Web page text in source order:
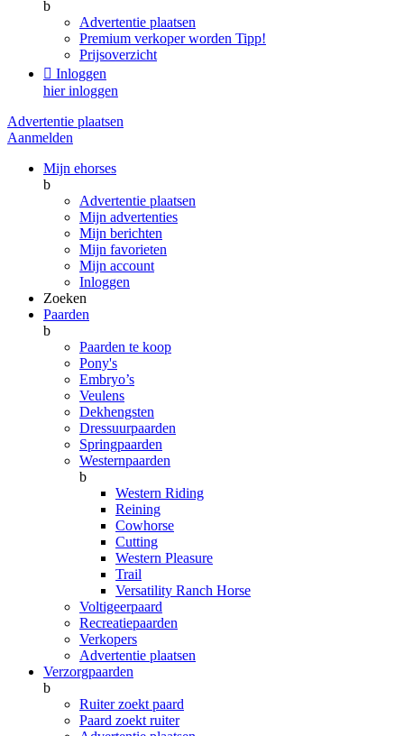
b
Advertentie plaatsen
Premium verkoper worden Tipp!
Prijsoverzicht
 Inloggen
hier inloggen
Advertentie plaatsen
Aanmelden
Mijn ehorses
b
Advertentie plaatsen
Mijn advertenties
Mijn berichten
Mijn favorieten
Mijn account
Inloggen
Zoeken
Paarden
b
Paarden te koop
Pony's
Embryo’s
Veulens
Dekhengsten
Dressuurpaarden
Springpaarden
Westernpaarden
b
Western Riding
Reining
Cowhorse
Cutting
Western Pleasure
Trail
Versatility Ranch Horse
Voltigeerpaard
Recreatiepaarden
Verkopers
Advertentie plaatsen
Verzorgpaarden
b
Ruiter zoekt paard
Paard zoekt ruiter